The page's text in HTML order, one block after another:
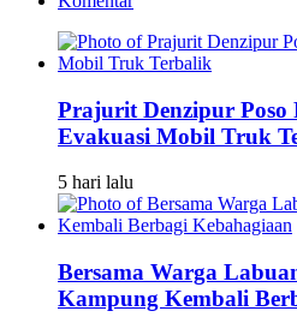
Prajurit Denzipur Poso
Evakuasi Mobil Truk
5 hari lalu
Bersama Warga
Kampung Kembali